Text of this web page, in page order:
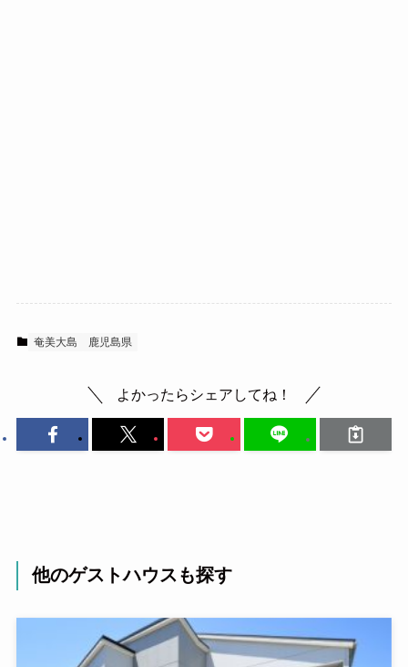
奄美大島 鹿児島県
よかったらシェアしてね！
他のゲストハウスも探す